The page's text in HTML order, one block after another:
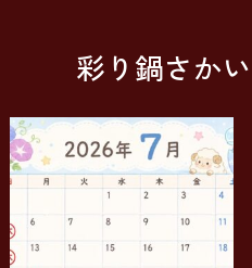
彩り鍋さかい